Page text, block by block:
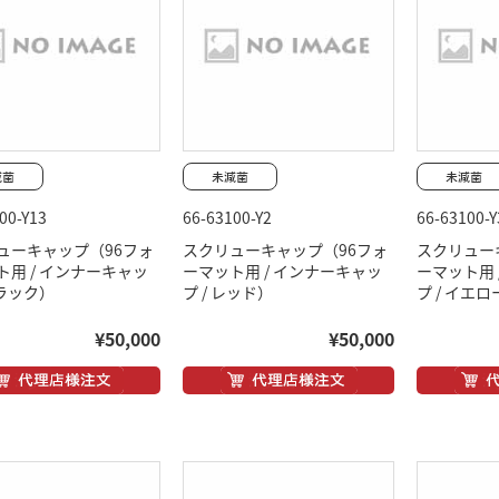
Y13
ーキャップ（96フォ
用 / インナーキャッ
ク）
¥50,000
66-63100-Y2
スクリューキャップ（96フォ
ーマット用 / インナーキャッ
プ / レッド）
¥50,000
66-63100-
スクリュ
ーマット
プ / イエロ